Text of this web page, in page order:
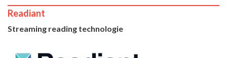
Readiant
Streaming reading technologie